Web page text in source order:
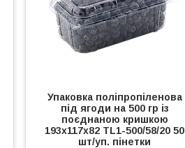
Упаковка поліпропіленова
під ягоди на 500 гр із
поєднаною кришкою
193х117х82 TL1-500/58/20 50
шт/уп. пінетки